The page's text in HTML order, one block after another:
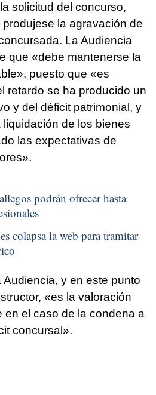
solicitud del concurso,
la agravación de
La Audiencia
que «debe mantenerse la
puesto que «es
retardo se ha producido un
y del déficit patrimonial, y
de los bienes
las expectativas de
podrán ofrecer hasta
colapsa la web para tramitar
y en este punto
«es la valoración
en el caso de la condena a
concursal».